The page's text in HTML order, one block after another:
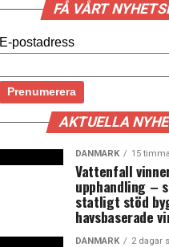
FÅ VÅRT
E-postadress
AKTUELLA
DANMARK 15
Vattenfall
upphandling –
statligt stöd
havsbaserade
DANMARK 2 dagar